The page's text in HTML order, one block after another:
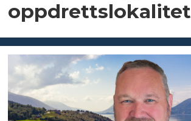
oppdrettslokalitet